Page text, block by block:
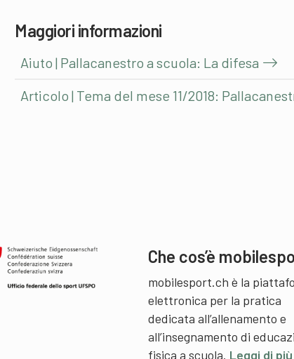
Maggiori informazioni
Aiuto | Pallacanestro a scuola: La difesa
Articolo | Tema del mese 11/2018:
Che cos’è
mobilesport.ch è la
elettronica per la pratica
dedicata all’allenamento e
all’insegnamento di
fisica a scuola. Leggi di più